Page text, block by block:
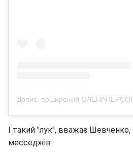
І такий "лук", вважає Шевченко,
месседжів: